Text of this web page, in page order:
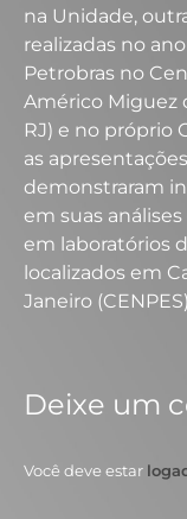
na Unidade,
realizadas no
Petrobras no
Américo Miguez
RJ) e no próprio
as
demonstraram
em suas
em laboratórios
localizados em
Janeiro
Deixe um
Você deve estar